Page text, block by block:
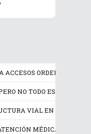
ORDENADOS Y
NO TODO ES MÁS
VIAL EN SAN LUIS
MÉDICA Y